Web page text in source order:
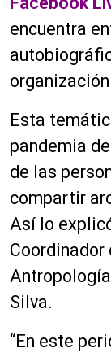
encuentra
Esta
pandemia
de las
compartir
Así lo
Silva.
“En este